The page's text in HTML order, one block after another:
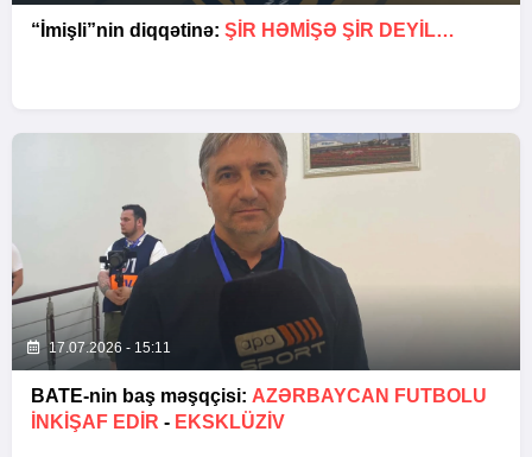
“İmişli”nin diqqətinə: ŞIR HƏMIŞƏ ŞIR DEYIL…
17.07.2026 - 15:11
BATE-nin baş məşqçisi: AZƏRBAYCAN FUTBOLU
INKIŞAF EDIR - EKSKLÜZİV